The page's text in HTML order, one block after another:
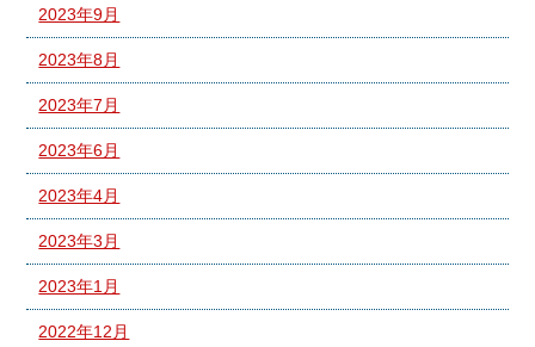
2023年9月
2023年8月
2023年7月
2023年6月
2023年4月
2023年3月
2023年1月
2022年12月